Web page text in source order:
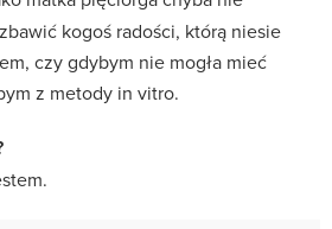
kogoś radości, którą niesie
czy gdybym nie mogła mieć
z metody in vitro.